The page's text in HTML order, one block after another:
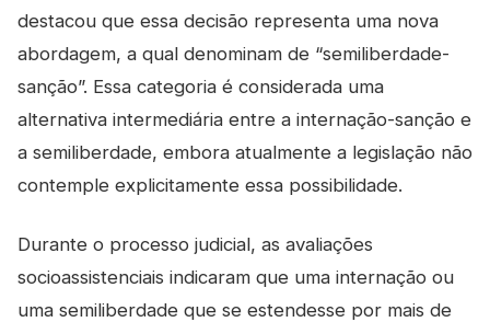
destacou que essa decisão representa uma nova
abordagem, a qual denominam de “semiliberdade-
sanção”. Essa categoria é considerada uma
alternativa intermediária entre a internação-sanção e
a semiliberdade, embora atualmente a legislação não
contemple explicitamente essa possibilidade.
Durante o processo judicial, as avaliações
socioassistenciais indicaram que uma internação ou
uma semiliberdade que se estendesse por mais de